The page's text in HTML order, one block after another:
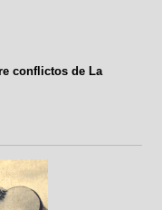
conflictos de La